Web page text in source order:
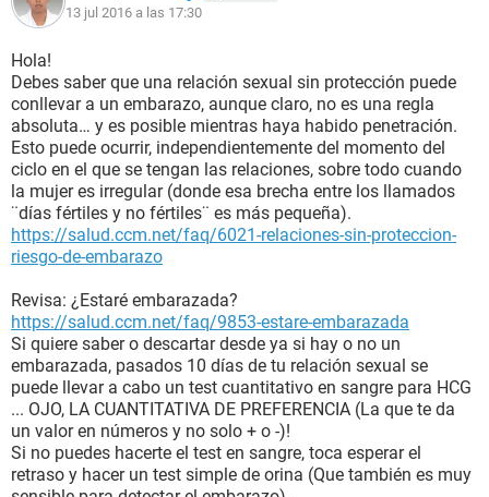
13 jul 2016 a las 17:30
Hola!
Debes saber que una relación sexual sin protección puede
conllevar a un embarazo, aunque claro, no es una regla
absoluta… y es posible mientras haya habido penetración.
Esto puede ocurrir, independientemente del momento del
ciclo en el que se tengan las relaciones, sobre todo cuando
la mujer es irregular (donde esa brecha entre los llamados
¨días fértiles y no fértiles¨ es más pequeña).
https://salud.ccm.net/faq/6021-relaciones-sin-proteccion-
riesgo-de-embarazo
Revisa: ¿Estaré embarazada?
https://salud.ccm.net/faq/9853-estare-embarazada
Si quiere saber o descartar desde ya si hay o no un
embarazada, pasados 10 días de tu relación sexual se
puede llevar a cabo un test cuantitativo en sangre para HCG
... OJO, LA CUANTITATIVA DE PREFERENCIA (La que te da
un valor en números y no solo + o -)!
Si no puedes hacerte el test en sangre, toca esperar el
retraso y hacer un test simple de orina (Que también es muy